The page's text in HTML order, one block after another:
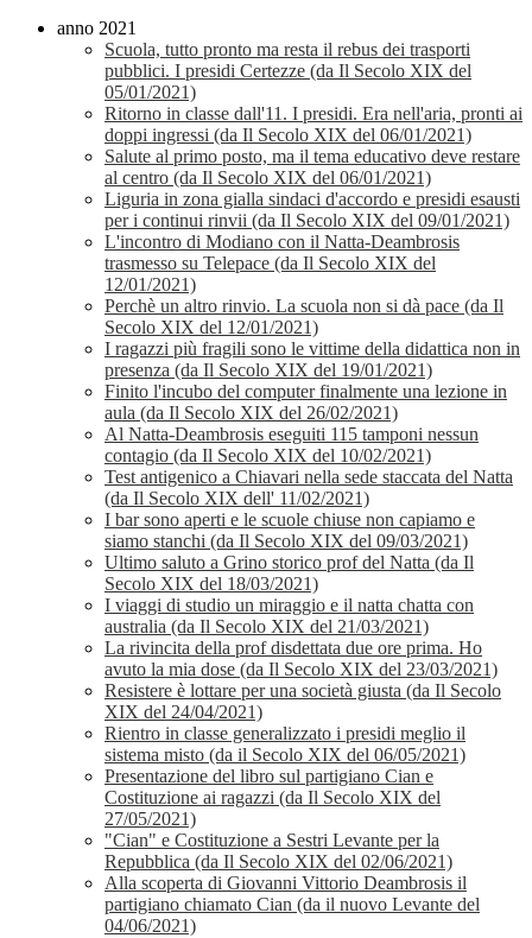
anno 2021
Scuola, tutto pronto ma resta il rebus dei trasporti
pubblici. I presidi Certezze (da Il Secolo XIX del
05/01/2021)
Ritorno in classe dall'11. I presidi. Era nell'aria, pronti ai
doppi ingressi (da Il Secolo XIX del 06/01/2021)
Salute al primo posto, ma il tema educativo deve restare
al centro (da Il Secolo XIX del 06/01/2021)
Liguria in zona gialla sindaci d'accordo e presidi esausti
per i continui rinvii (da Il Secolo XIX del 09/01/2021)
L'incontro di Modiano con il Natta-Deambrosis
trasmesso su Telepace (da Il Secolo XIX del
12/01/2021)
Perchè un altro rinvio. La scuola non si dà pace (da Il
Secolo XIX del 12/01/2021)
I ragazzi più fragili sono le vittime della didattica non in
presenza (da Il Secolo XIX del 19/01/2021)
Finito l'incubo del computer finalmente una lezione in
aula (da Il Secolo XIX del 26/02/2021)
Al Natta-Deambrosis eseguiti 115 tamponi nessun
contagio (da Il Secolo XIX del 10/02/2021)
Test antigenico a Chiavari nella sede staccata del Natta
(da Il Secolo XIX dell' 11/02/2021)
I bar sono aperti e le scuole chiuse non capiamo e
siamo stanchi (da Il Secolo XIX del 09/03/2021)
Ultimo saluto a Grino storico prof del Natta (da Il
Secolo XIX del 18/03/2021)
I viaggi di studio un miraggio e il natta chatta con
australia (da Il Secolo XIX del 21/03/2021)
La rivincita della prof disdettata due ore prima. Ho
avuto la mia dose (da Il Secolo XIX del 23/03/2021)
Resistere è lottare per una società giusta (da Il Secolo
XIX del 24/04/2021)
Rientro in classe generalizzato i presidi meglio il
sistema misto (da il Secolo XIX del 06/05/2021)
Presentazione del libro sul partigiano Cian e
Costituzione ai ragazzi (da Il Secolo XIX del
27/05/2021)
"Cian" e Costituzione a Sestri Levante per la
Repubblica (da Il Secolo XIX del 02/06/2021)
Alla scoperta di Giovanni Vittorio Deambrosis il
partigiano chiamato Cian (da il nuovo Levante del
04/06/2021)